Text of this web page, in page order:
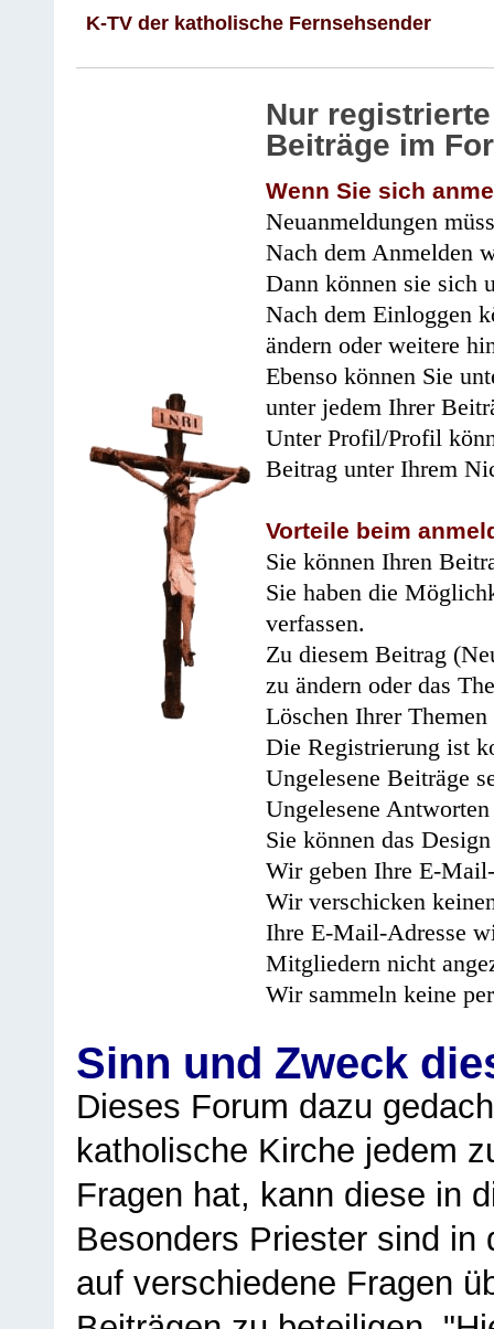
K-TV der katholische Fernsehsender
Nur
Beiträge im
Wenn Sie sich
Neuanmeldungen
Nach dem Anmelden
Dann können sie sich
Nach dem Einloggen
ändern oder weitere
Ebenso können Sie
unter jedem Ihrer
Unter Profil/Profil
Beitrag unter Ihrem
Vorteile beim
Sie können Ihren
Sie haben die
verfassen.
Zu diesem Beitrag
zu ändern oder das
Löschen Ihrer
Die Registrierung ist
Ungelesene Beiträge
Ungelesene
Sie können das
Wir geben Ihre E-
Wir verschicken
Ihre E-Mail-Adresse
Mitgliedern nicht
Wir sammeln keine
Sinn und Zweck
Dieses Forum dazu
katholische Kirche jedem
Fragen hat, kann diese in
Besonders Priester sind in
auf verschiedene Fragen